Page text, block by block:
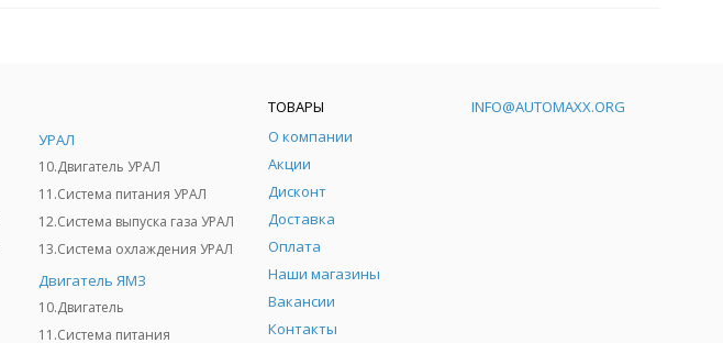
УРАЛ
10.Двигатель УРАЛ
11.Система питания УРАЛ
12.Система выпуска газа УРАЛ
13.Система охлаждения УРАЛ
Двигатель ЯМЗ
10.Двигатель
11.Система питания
ТОВАРЫ
О компании
Акции
Дисконт
Доставка
Оплата
Наши магазины
Вакансии
Контакты
INFO@AUTOMAXX.ORG